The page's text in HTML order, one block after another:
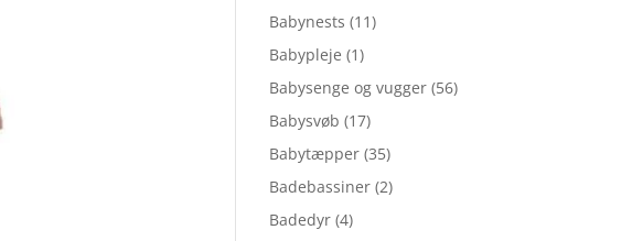
Babynests (11)
Babypleje (1)
Babysenge og vugger (56)
Babysvøb (17)
Babytæpper (35)
Badebassiner (2)
Badedyr (4)